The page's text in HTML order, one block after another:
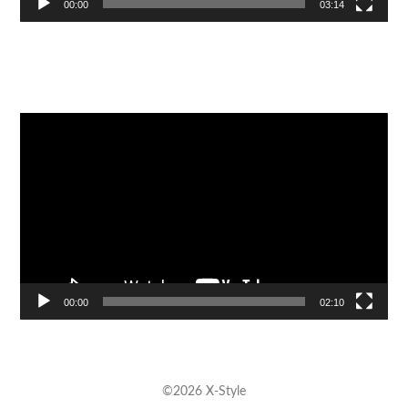
00:00 03:14
00:00 02:10
©2026 X-Style